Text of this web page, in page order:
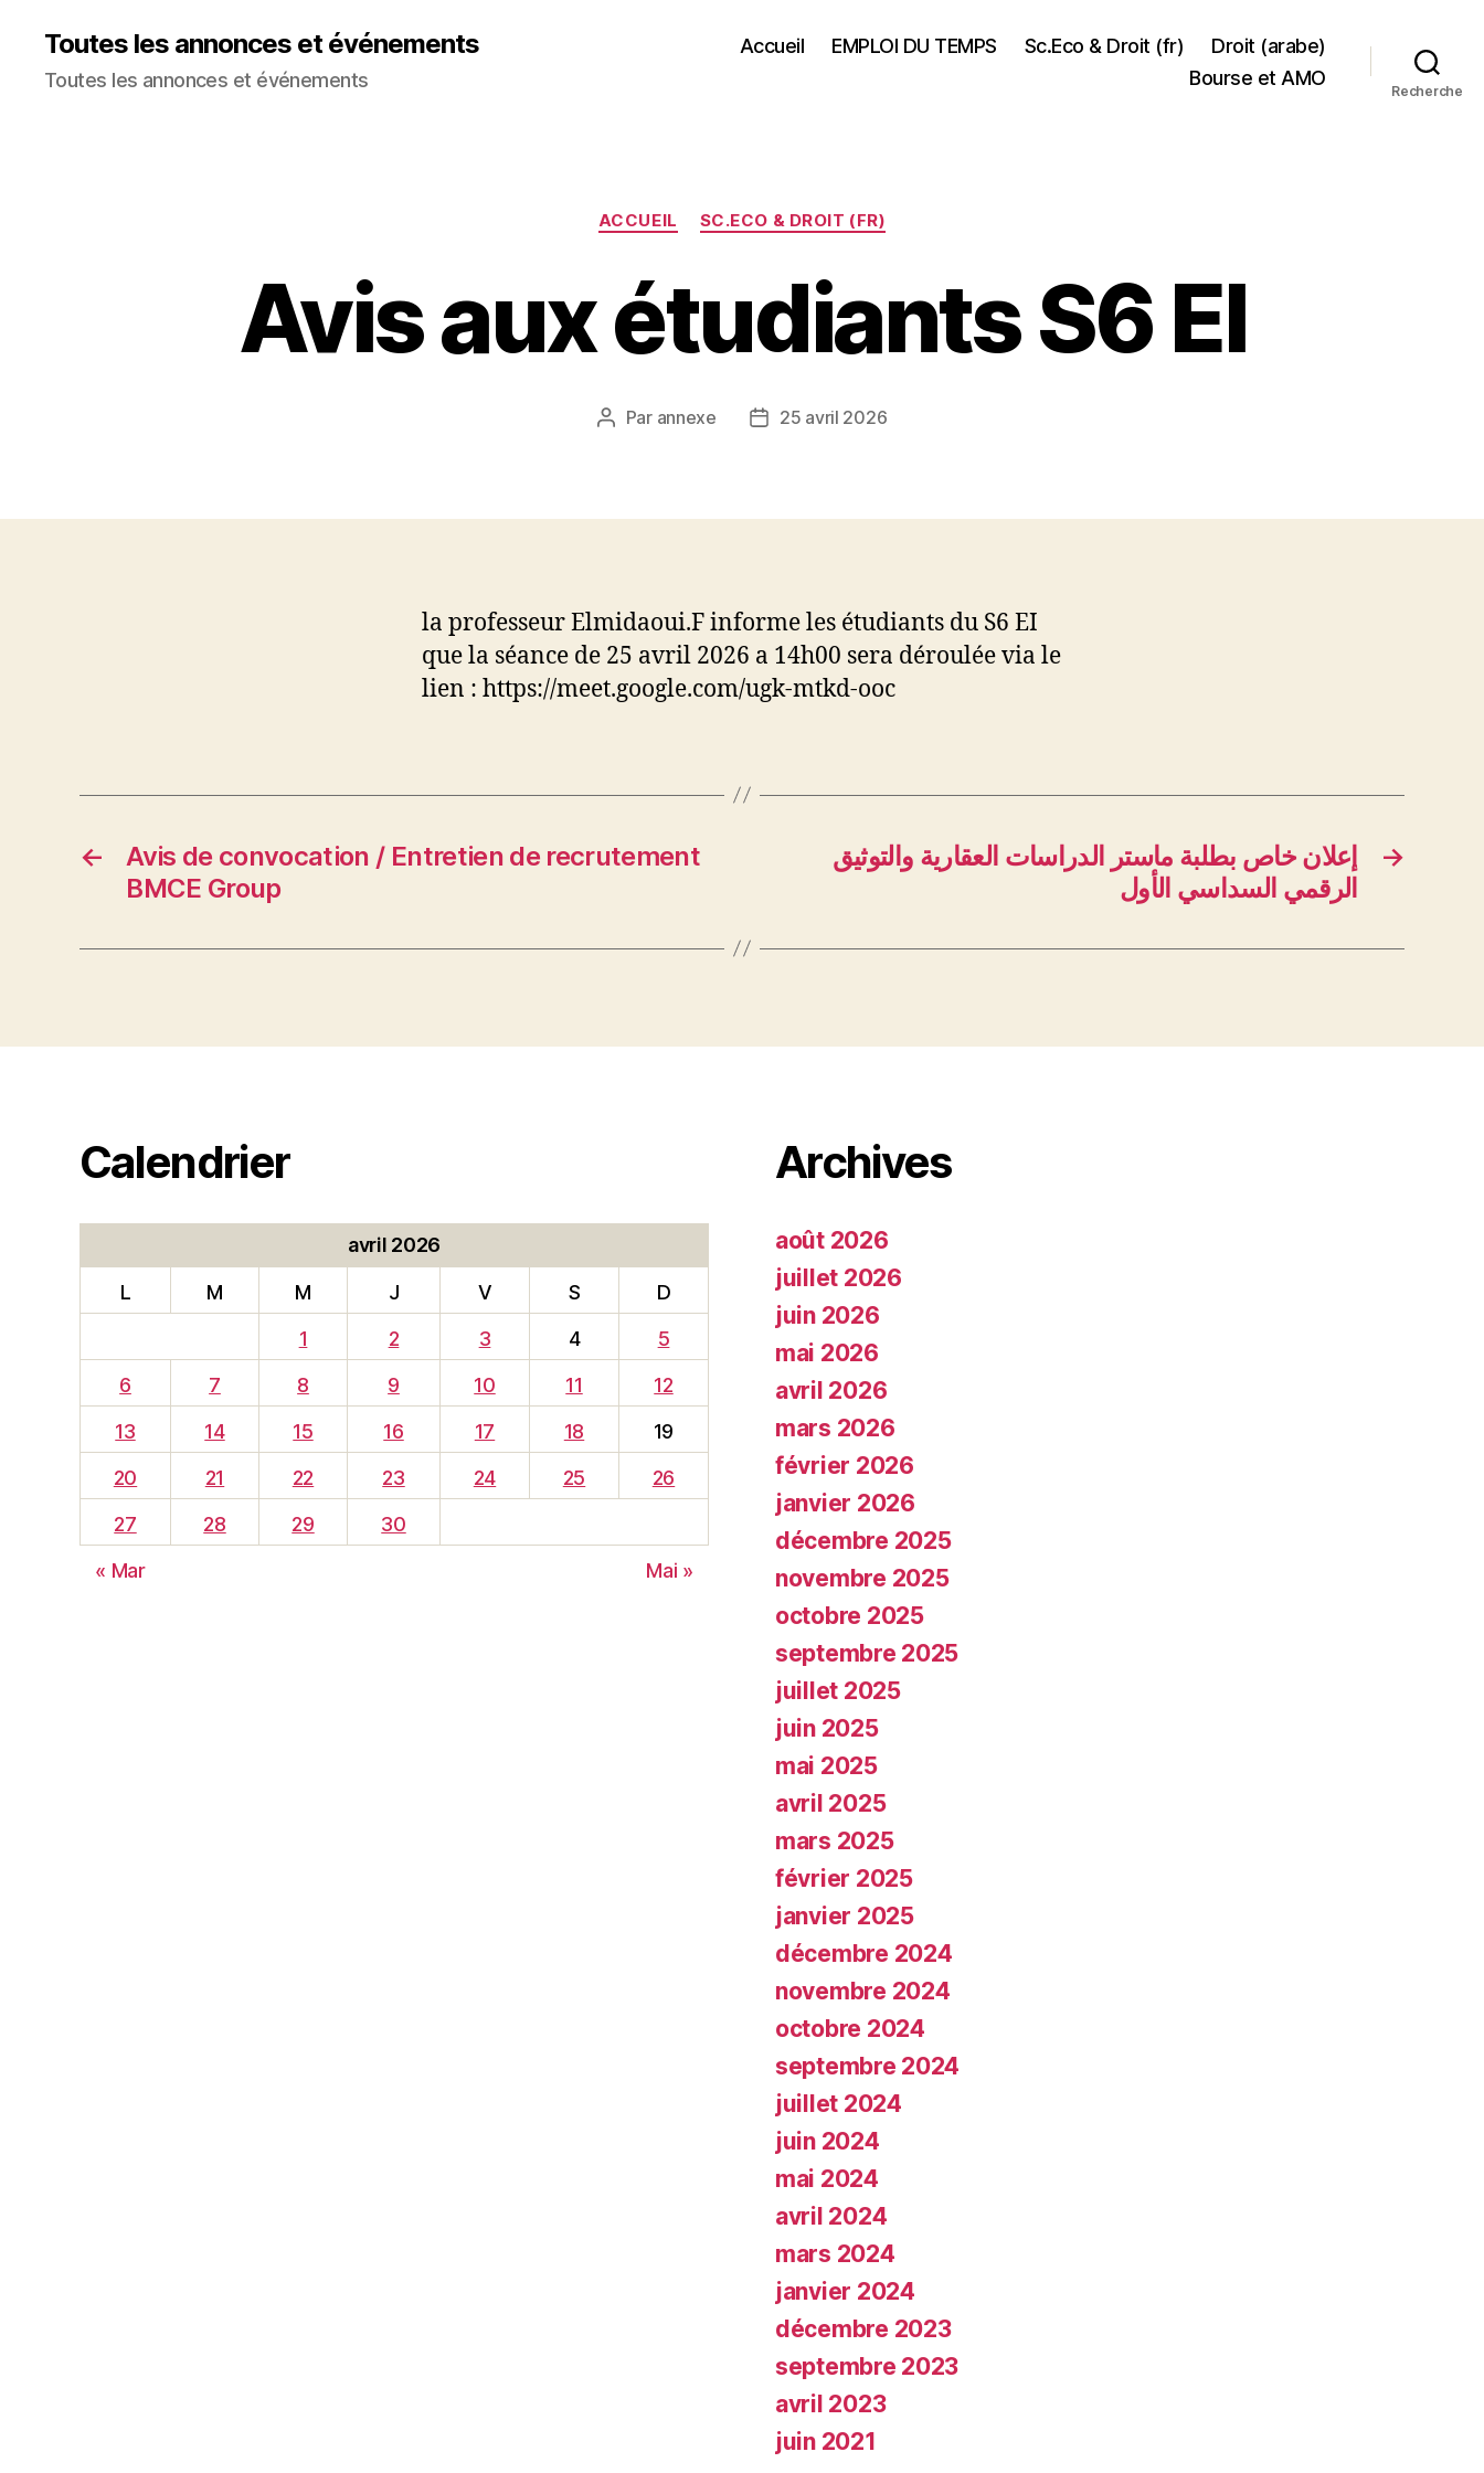
Toutes les annonces et événements
Toutes les annonces et événements
Accueil EMPLOI DU TEMPS Sc.Eco & Droit (fr)
Droit (arabe)
Bourse et AMO
Recherche
Catégories
ACCUEIL SC.ECO & DROIT (FR)
Avis aux étudiants S6 EI
Auteur
Par annexe
Date25 avril 2026
la professeur Elmidaoui.F informe les étudiants du S6 EI
que la séance de 25 avril 2026 a 14h00 sera déroulée via le
lien : https://meet.google.com/ugk-mtkd-ooc
←
Avis de convocation / Entretien de recrutement
BMCE Group
→
إعلان خاص بطلبة ماستر الدراسات العقارية والتوثيق
الرقمي السداسي الأول
Calendrier
avril 2026
L M M J V S
D
1
2 3 4
5
6
7 8 9 10 11
12
13
14 15 16 17 18
19
20
21 22 23 24 25
26
27
28 29
30
« Mar
Mai »
Archives
août 2026
juillet 2026
juin 2026
mai 2026
avril 2026
mars 2026
février 2026
janvier 2026
décembre 2025
novembre 2025
octobre 2025
septembre 2025
juillet 2025
juin 2025
mai 2025
avril 2025
mars 2025
février 2025
janvier 2025
décembre 2024
novembre 2024
octobre 2024
septembre 2024
juillet 2024
juin 2024
mai 2024
avril 2024
mars 2024
janvier 2024
décembre 2023
septembre 2023
avril 2023
juin 2021